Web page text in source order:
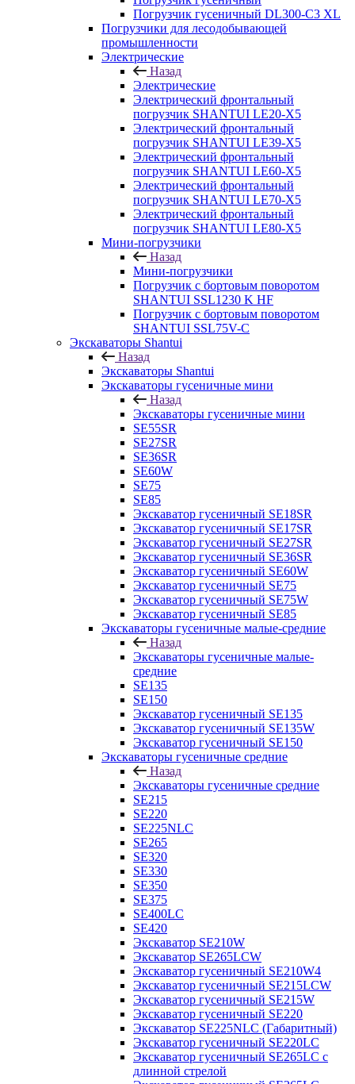
Погрузчик гусеничный DL300-C3 XL
Погрузчики для лесодобывающей
промышленности
Электрические
Назад
Электрические
Электрический фронтальный
погрузчик SHANTUI LE20-X5
Электрический фронтальный
погрузчик SHANTUI LE39-X5
Электрический фронтальный
погрузчик SHANTUI LE60-X5
Электрический фронтальный
погрузчик SHANTUI LE70-X5
Электрический фронтальный
погрузчик SHANTUI LE80-X5
Мини-погрузчики
Назад
Мини-погрузчики
Погрузчик с бортовым поворотом
SHANTUI SSL1230 K HF
Погрузчик с бортовым поворотом
SHANTUI SSL75V-C
Экскаваторы Shantui
Назад
Экскаваторы Shantui
Экскаваторы гусеничные мини
Назад
Экскаваторы гусеничные мини
SE55SR
SE27SR
SE36SR
SE60W
SE75
SE85
Экскаватор гусеничный SE18SR
Экскаватор гусеничный SE17SR
Экскаватор гусеничный SE27SR
Экскаватор гусеничный SE36SR
Экскаватор гусеничный SE60W
Экскаватор гусеничный SE75
Экскаватор гусеничный SE75W
Экскаватор гусеничный SE85
Экскаваторы гусеничные малые-средние
Назад
Экскаваторы гусеничные малые-
средние
SE135
SE150
Экскаватор гусеничный SE135
Экскаватор гусеничный SE135W
Экскаватор гусеничный SE150
Экскаваторы гусеничные средние
Назад
Экскаваторы гусеничные средние
SE215
SE220
SE225NLC
SE265
SE320
SE330
SE350
SE375
SE400LC
SE420
Экскаватор SE210W
Экскаватор SE265LCW
Экскаватор гусеничный SE210W4
Экскаватор гусеничный SE215LCW
Экскаватор гусеничный SE215W
Экскаватор гусеничный SE220
Экскаватор SE225NLC (Габаритный)
Экскаватор гусеничный SE220LC
Экскаватор гусеничный SE265LC с
длинной стрелой